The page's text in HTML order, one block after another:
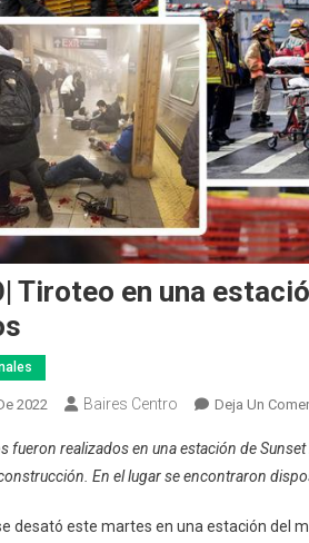
Tiroteo en una
2022 Baires Centro Deja Un
fueron realizados en una estación de
En el lugar se encontraron
desató este martes en una estación del